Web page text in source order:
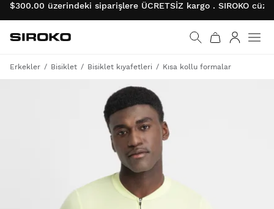
$300.00 üzerindeki siparişlere ÜCRETSİZ kargo . SIROKO
Ana sayfaya git
Siroko.com
Erkekler Bisiklet Bisiklet kıyafetleri Kısa kollu formalar